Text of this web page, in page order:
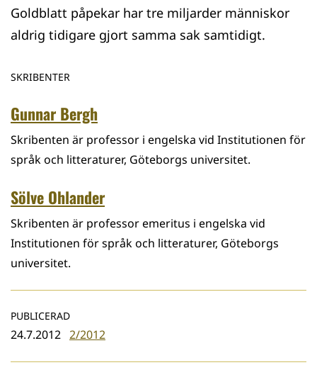
Goldblatt påpekar har tre miljarder människor
aldrig tidigare gjort samma sak samtidigt.
SKRIBENTER
Gunnar Bergh
Skribenten är professor i engelska vid Institutionen för
språk och litteraturer, Göteborgs universitet.
Sölve Ohlander
Skribenten är professor emeritus i engelska vid
Institutionen för språk och litteraturer, Göteborgs
universitet.
PUBLICERAD
24.7.2012 2/2012